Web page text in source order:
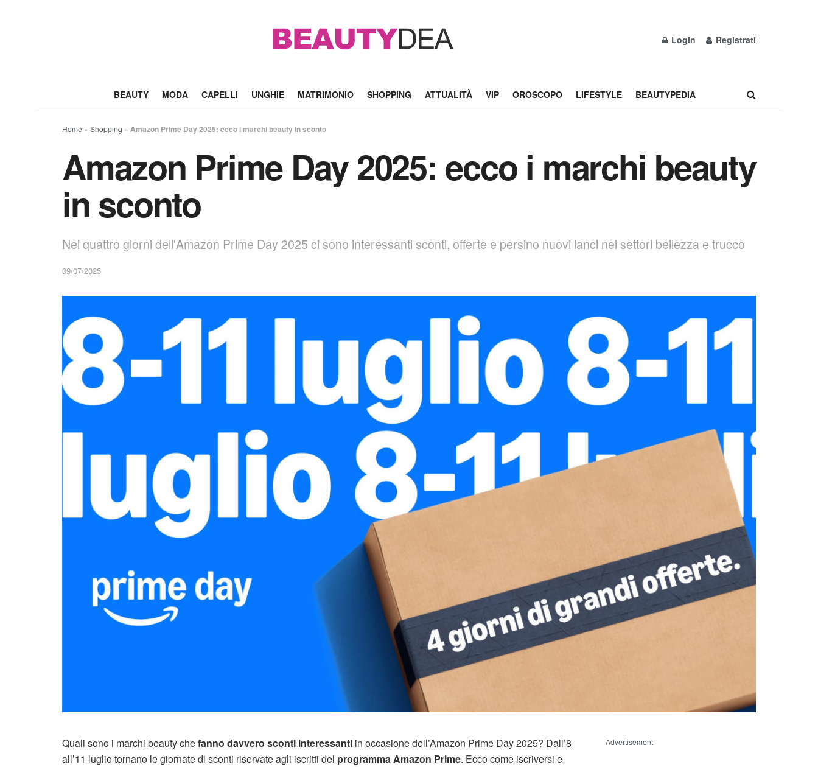
Login Registrati
BEAUTY MODA CAPELLI UNGHIE MATRIMONIO SHOPPING ATTUALITÀ VIP OROSCOPO LIFESTYLE BEAUTYPEDIA
Home » Shopping » Amazon Prime Day 2025: ecco i marchi beauty in sconto
Amazon Prime Day 2025: ecco i marchi beauty
in sconto
Nei quattro giorni dell'Amazon Prime Day 2025 ci sono interessanti sconti, offerte e persino nuovi lanci nei settori bellezza e trucco
09/07/2025
Quali sono i marchi beauty chefanno davvero sconti interessanti in occasione dell’Amazon Prime Day 2025? Dall’8
all’11 luglio tornano le giornate di sconti riservate agli iscritti del programma Amazon Prime. Ecco come iscriversi e
Advertisement